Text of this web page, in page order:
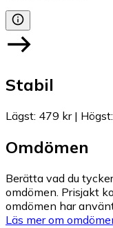
Stabil
Lägst: 479 kr| Högst:
Omdömen
Berätta vad du
omdömen. Prisjakt
omdömen har
Läs mer om